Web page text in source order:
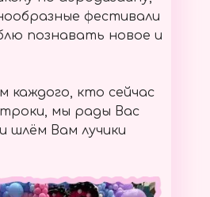
фестивали
познавать новое и
каждого, кто сейчас
мы рады Вас
шлём Вам лучики